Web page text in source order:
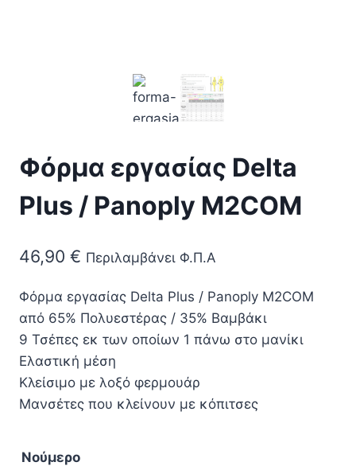
Φόρμα εργασίας Delta
Plus / Panoply M2COM
46,90 € Περιλαμβάνει Φ.Π.Α
Φόρμα εργασίας Delta Plus / Panoply M2COM
από 65% Πολυεστέρας / 35% Βαμβάκι
9 Τσέπες εκ των οποίων 1 πάνω στο μανίκι
Ελαστική μέση
Κλείσιμο με λοξό φερμουάρ
Μανσέτες που κλείνουν με κόπιτσες
Νούμερο